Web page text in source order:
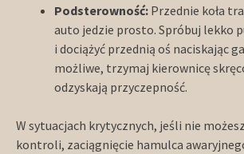
Podsterowność: Przednie koła
auto jedzie prosto. Spróbuj lekko
i dociążyć przednią oś naciskając
możliwe, trzymaj kierownicę
odzyskają przyczepność.
W sytuacjach krytycznych, jeśli nie
kontroli, zaciągnięcie hamulca